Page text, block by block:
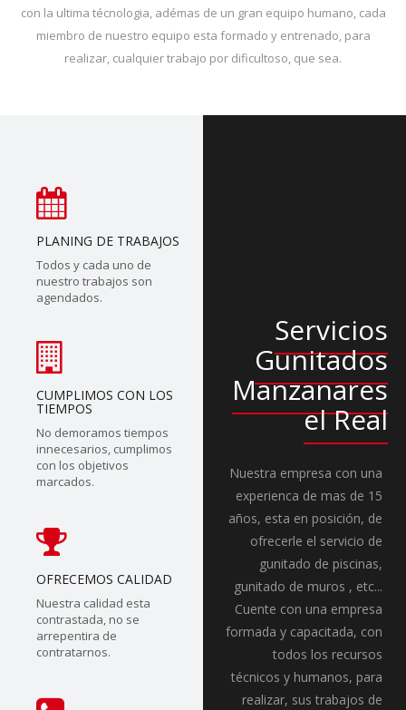
con la ultima técnologia, adémas de un gran equipo humano, cada
miembro de nuestro equipo esta formado y entrenado, para
realizar, cualquier trabajo por dificultoso, que sea.
PLANING DE TRABAJOS
Todos y cada uno de
nuestro trabajos son
agendados.
CUMPLIMOS CON LOS
TIEMPOS
No demoramos tiempos
innecesarios, cumplimos
con los objetivos
marcados.
OFRECEMOS CALIDAD
Nuestra calidad esta
contrastada, no se
arrepentira de
contratarnos.
Servicios
Gunitados
Manzanares
el Real
Nuestra empresa con una
experienca de mas de 15
años, esta en posición, de
ofrecerle el servicio de
gunitado de piscinas,
gunitado de muros , etc...
Cuente con una empresa
formada y capacitada, con
todos los recursos
técnicos y humanos, para
realizar, sus trabajos de